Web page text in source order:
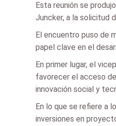
Esta reunión se
Juncker, a la solicitud
El encuentro puso de
papel clave en el
En primer lugar, el
favorecer el acceso
innovación social y
En lo que se refiere a
inversiones en